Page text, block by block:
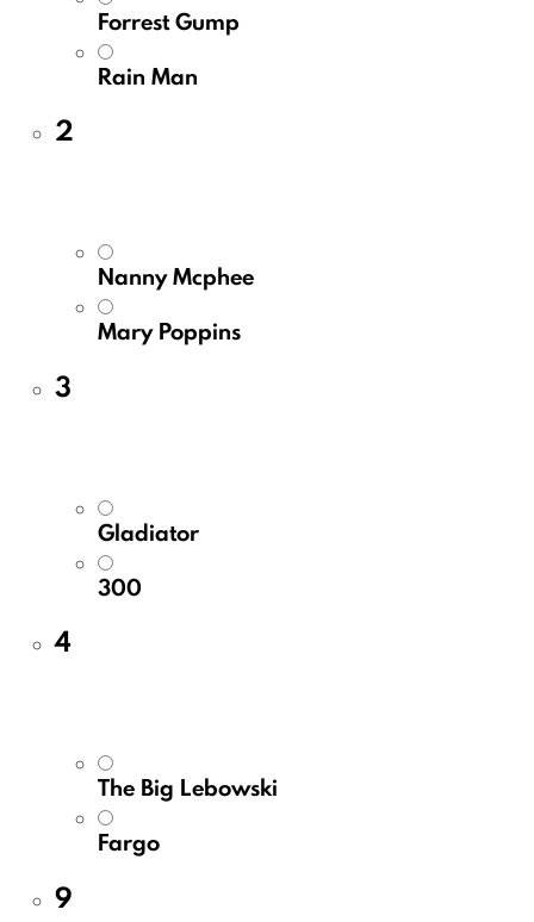
Forrest Gump
Rain Man
2
Nanny Mcphee
Mary Poppins
3
Gladiator
300
4
The Big Lebowski
Fargo
9